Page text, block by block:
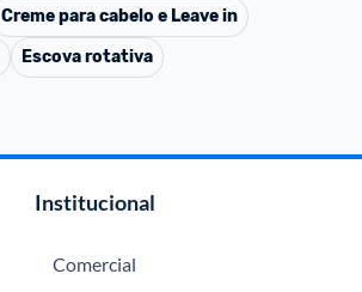
Creme para cabelo e Leave in
Escova rotativa
Institucional
Comercial